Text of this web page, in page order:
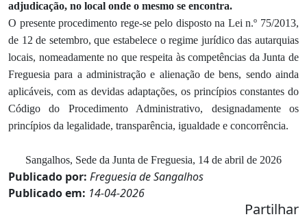
adjudicação, no local onde o mesmo se encontra.
O presente procedimento rege-se pelo disposto na Lei n.º 75/2013,
de 12 de setembro, que estabelece o regime jurídico das autarquias
locais, nomeadamente no que respeita às competências da Junta de
Freguesia para a administração e alienação de bens, sendo ainda
aplicáveis, com as devidas adaptações, os princípios constantes do
Código do Procedimento Administrativo, designadamente os
princípios da legalidade, transparência, igualdade e concorrência.
Sangalhos, Sede da Junta de Freguesia, 14 de abril de 2026
Publicado por: Freguesia de Sangalhos
Publicado em: 14-04-2026
Partilhar